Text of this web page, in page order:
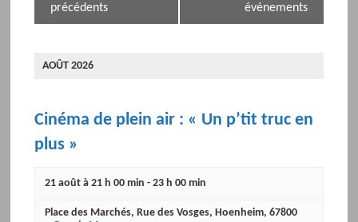
l
ff
i
v
i
o
n
précédents
événements
AOÛT 2026
Cinéma de plein air : « Un p’tit truc en
plus »
21 août à 21 h 00 min -23 h 00 min
Place des Marchés, Rue des Vosges, Hoenheim, 67800